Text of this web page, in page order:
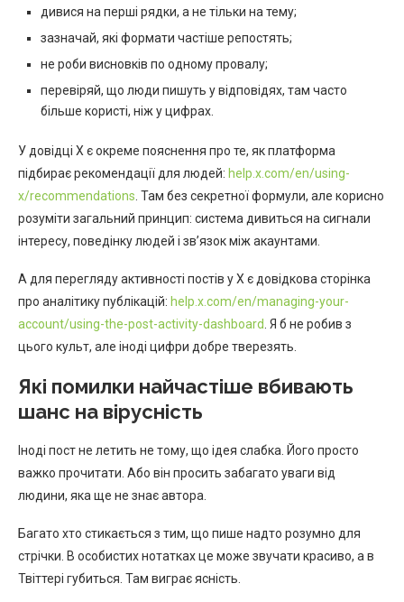
дивися на перші рядки, а не тільки на тему;
зазначай, які формати частіше репостять;
не роби висновків по одному провалу;
перевіряй, що люди пишуть у відповідях, там часто
більше користі, ніж у цифрах.
У довідці X є окреме пояснення про те, як платформа
підбирає рекомендації для людей: help.x.com/en/using-
x/recommendations . Там без секретної формули, але корисно
розуміти загальний принцип: система дивиться на сигнали
інтересу, поведінку людей і зв’язок між акаунтами.
А для перегляду активності постів у X є довідкова сторінка
про аналітику публікацій: help.x.com/en/managing-your-
account/using-the-post-activity-dashboard . Я б не робив з
цього культ, але іноді цифри добре тверезять.
Які помилки найчастіше вбивають
шанс на вірусність
Іноді пост не летить не тому, що ідея слабка. Його просто
важко прочитати. Або він просить забагато уваги від
людини, яка ще не знає автора.
Багато хто стикається з тим, що пише надто розумно для
стрічки. В особистих нотатках це може звучати красиво, а в
Твіттері губиться. Там виграє ясність.